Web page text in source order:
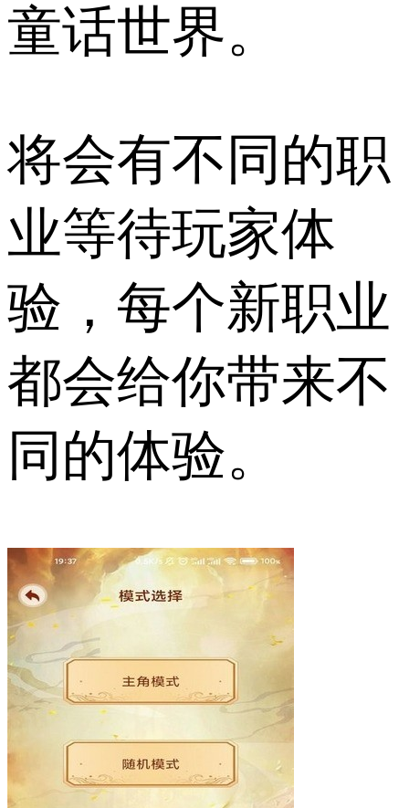
童话世界。
将会有不同的职
业等待玩家体
验，每个新职业
都会给你带来不
同的体验。